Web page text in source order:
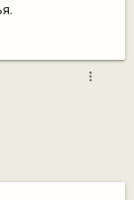
more_vert